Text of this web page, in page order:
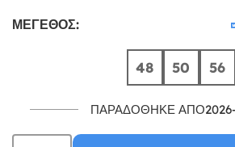
ΜΈΓΕΘΟΣ:
48 50 56
ΠΑΡΑΔΌΘΗΚΕ